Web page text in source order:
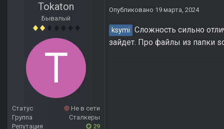
Tokaton
Бывалый
Статус
Не в сети
Группа
Сталкеры
Репутация
29
Опубликовано 19 марта, 2024
ksymi Сложность сильно
зайдет. Про файлы из папки